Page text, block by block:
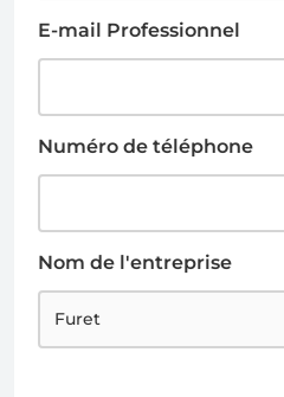
E-mail Professionnel
Numéro de téléphone
Nom de l'entreprise